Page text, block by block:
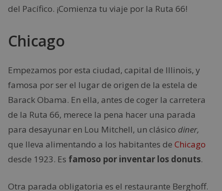
del Pacífico. ¡Comienza tu viaje por la Ruta 66!
Chicago
Empezamos por esta ciudad, capital de Illinois, y
famosa por ser el lugar de origen de la estela de
Barack Obama. En ella, antes de coger la carretera
de la Ruta 66, merece la pena hacer una parada
para desayunar en Lou Mitchell, un clásico diner,
que lleva alimentando a los habitantes de Chicago
desde 1923. Es famoso por inventar los donuts.
Otra parada obligatoria es el restaurante Berghoff.